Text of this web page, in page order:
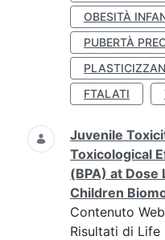
OBESITÀ
PUBERTÀ
FTALATI
Juvenile
Toxicological
(BPA) at Dose
Children
Contenuto Web
Risultati di Life